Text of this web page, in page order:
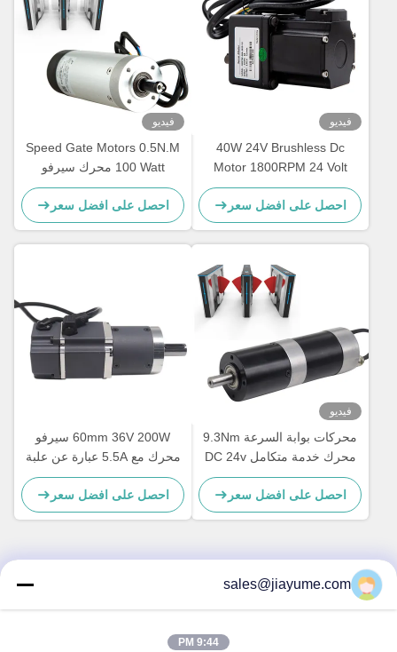
فيديو
40W 24V Brushless Dc
Motor 1800RPM 24 Volt
BLDC Motor
احصل على افضل سعر
فيديو
Speed ​​Gate Motors 0.5N.M
100 Watt محرك سيرفو
ملاحظات 24VDC
احصل على افضل سعر
فيديو
محركات بوابة السرعة 9.3Nm
محرك خدمة متكامل DC 24v
محركات بوابة السرعة
احصل على افضل سعر
60mm 36V 200W سيرفو
محرك مع 5.5A عبارة عن علبة
معدات كوكبية مضادة
للانفجارات لبوابات السرعة
احصل على افضل سعر
اتصال سريع
sales@jiayume.com
9:44 PM